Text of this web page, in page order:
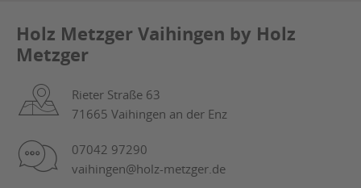
Holz Metzger Vaihingen by Holz
Metzger
Rieter Straße 63
71665 Vaihingen an der Enz
07042 97290
vaihingen@holz-metzger.de